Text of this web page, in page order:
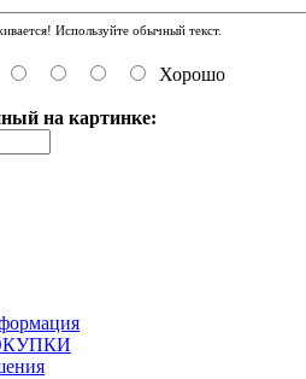
Используйте обычный текст.
Хорошо
на картинке: